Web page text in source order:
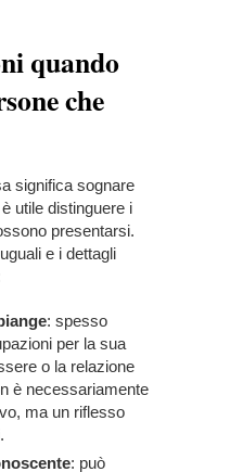
quando
che
significa sognare
utile distinguere i
presentarsi.
e i dettagli
: spesso
per la sua
o la relazione
è necessariamente
ma un riflesso
: può